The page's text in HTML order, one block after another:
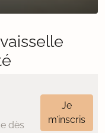
dès
Je
m’inscris